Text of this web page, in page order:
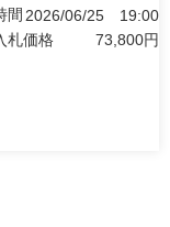
間 2026/06/25
19:00
札価格
73,800円